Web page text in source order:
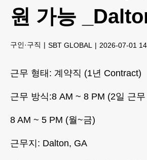
원 가능
구인·구직 SBT GLOBAL 2026-07-01
근무 형태: 계약직 (1년 Contract)
근무 방식:8 AM ~ 8 PM (2일 근
8 AM ~ 5 PM (월~금)
근무지: Dalton, GA